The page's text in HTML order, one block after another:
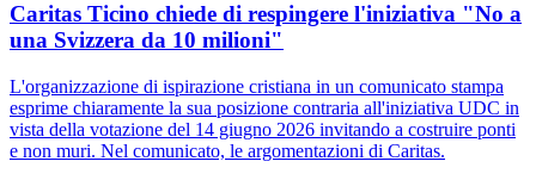
Caritas Ticino chiede di respingere l'iniziativa "No a
una Svizzera da 10 milioni"
L'organizzazione di ispirazione cristiana in un comunicato stampa
esprime chiaramente la sua posizione contraria all'iniziativa UDC in
vista della votazione del 14 giugno 2026 invitando a costruire ponti
e non muri. Nel comunicato, le argomentazioni di Caritas.